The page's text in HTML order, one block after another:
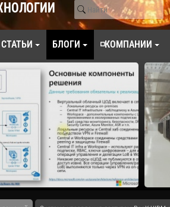
СТАТЬИ БЛОГИ ◽КОМПАНИИ